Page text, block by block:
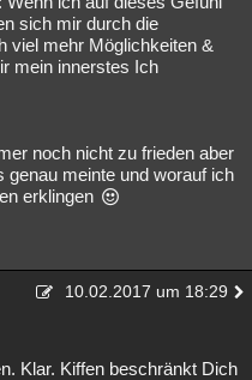
sich mir durch die
viel mehr Möglichkeiten &
mein innerstes Ich
noch nicht zu frieden aber
genau meinte und worauf ich
erklingen
10.02.2017 um 18:29
Klar. Kiffen beschränkt Dich